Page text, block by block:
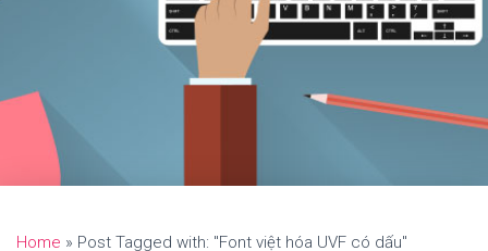
Home » Post Tagged with: "Font việt hóa UVF có dấu"